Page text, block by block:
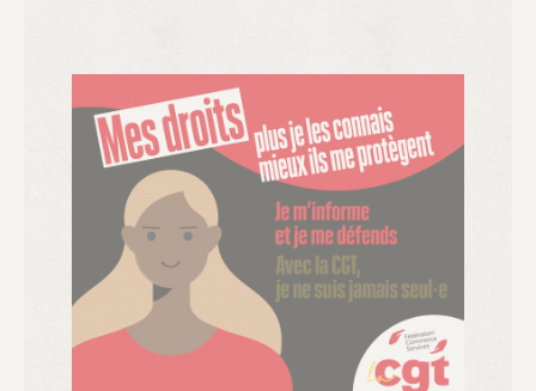
Voir le replay
— Un guide d’évaluation de la